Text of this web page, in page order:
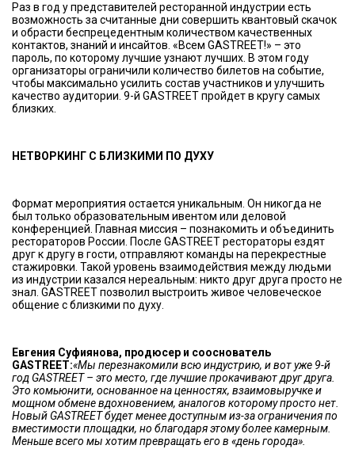
Раз в год у представителей ресторанной индустрии есть
возможность за считанные дни совершить квантовый скачок
и обрасти беспрецедентным количеством качественных
контактов, знаний и инсайтов. «Всем GASTREET!» – это
пароль, по которому лучшие узнают лучших. В этом году
организаторы ограничили количество билетов на событие,
чтобы максимально усилить состав участников и улучшить
качество аудитории. 9-й GASTREET пройдет в кругу самых
близких.
НЕТВОРКИНГ С БЛИЗКИМИ ПО ДУХУ
Формат мероприятия остается уникальным. Он никогда не
был только образовательным ивентом или деловой
конференцией. Главная миссия – познакомить и объединить
рестораторов России. После GASTREET рестораторы ездят
друг к другу в гости, отправляют команды на перекрестные
стажировки. Такой уровень взаимодействия между людьми
из индустрии казался нереальным: никто друг друга просто не
знал. GASTREET позволил выстроить живое человеческое
общение с близкими по духу.
Евгения Суфиянова, продюсер и сооснователь
GASTREET:«Мы перезнакомили всю индустрию, и вот уже 9-й
год GASTREET – это место, где лучшие прокачивают друг друга.
Это комьюнити, основанное на ценностях, взаимовыручке и
мощном обмене вдохновением, аналогов которому просто нет.
Новый GASTREET будет менее доступным из-за ограничения по
вместимости площадки, но благодаря этому более камерным.
Меньше всего мы хотим превращать его в «день города».